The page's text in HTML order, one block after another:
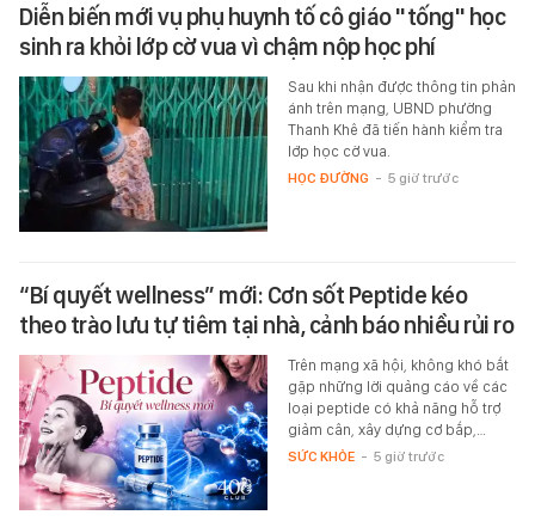
Diễn biến mới vụ phụ huynh tố cô giáo "tống" học
sinh ra khỏi lớp cờ vua vì chậm nộp học phí
Sau khi nhận được thông tin phản
ánh trên mạng, UBND phường
Thanh Khê đã tiến hành kiểm tra
lớp học cờ vua.
HỌC ĐƯỜNG - 5 giờ trước
“Bí quyết wellness” mới: Cơn sốt Peptide kéo
theo trào lưu tự tiêm tại nhà, cảnh báo nhiều rủi ro
Trên mạng xã hội, không khó bắt
gặp những lời quảng cáo về các
loại peptide có khả năng hỗ trợ
giảm cân, xây dựng cơ bắp,…
SỨC KHỎE - 5 giờ trước